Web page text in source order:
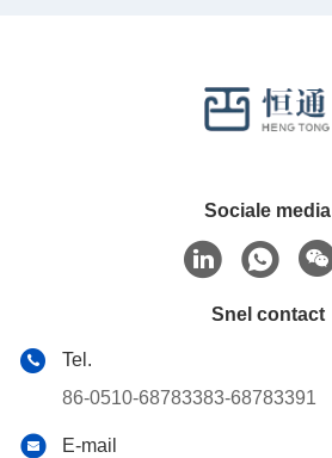
Sociale media
Snel contact
Tel.
86-0510-68783383-68783391
E-mail